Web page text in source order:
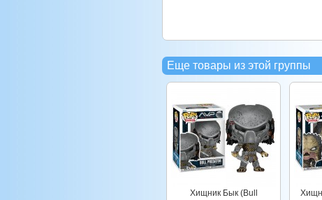
Еще товары из этой группы
Хищник Бык (Bull